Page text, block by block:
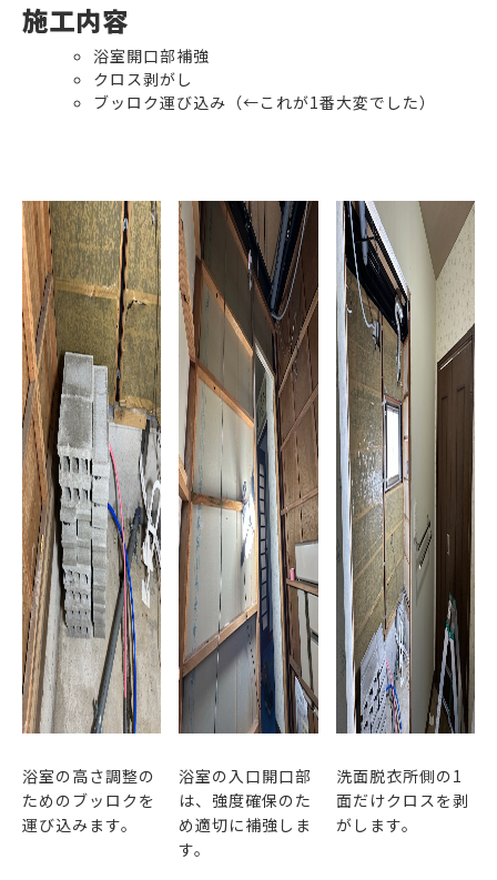
施工内容
浴室開口部補強
クロス剥がし
ブッロク運び込み（←これが1番大変でした）
浴室の高さ調整の
ためのブッロクを
運び込みます。
浴室の入口開口部
は、強度確保のた
め適切に補強しま
す。
洗面脱衣所側の1
面だけクロスを剥
がします。